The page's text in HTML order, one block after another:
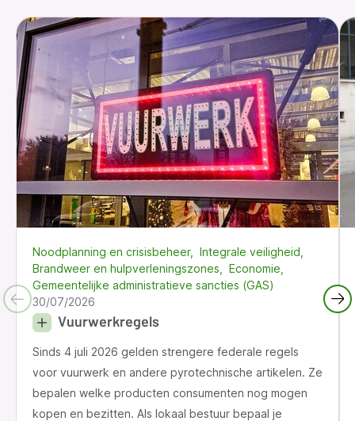
Vuurwerkregels
Sinds 4 juli 2026 gelden strengere federale regels
voor vuurwerk en andere pyrotechnische artikelen. Ze
bepalen welke producten consumenten nog mogen
kopen en bezitten. Als lokaal bestuur bepaal je
Noodplanning en crisisbeheer
Integrale veiligheid
Brandweer en hulpverleningszones
Economie
Gemeentelijke administratieve sancties (GAS)
30/07/2026